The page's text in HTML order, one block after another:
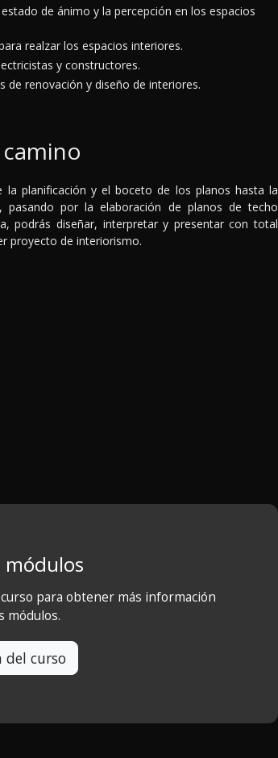
de ánimo y la percepción en los espacios
realzar los espacios interiores.
y constructores.
renovación y diseño de interiores.
la planificación y el boceto de los planos hasta la
pasando por la elaboración de planos de techo
podrás diseñar, interpretar y presentar con total
proyecto de interiorismo.
módulos
para obtener más información
módulos.
del curso